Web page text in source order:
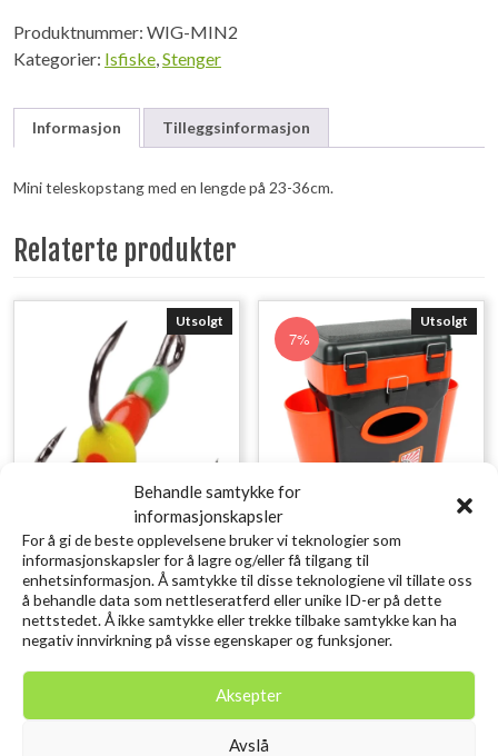
Behandle samtykke for
informasjonskapsler
For å gi de beste opplevelsene bruker vi teknologier som
informasjonskapsler for å lagre og/eller få tilgang til
enhetsinformasjon. Å samtykke til disse teknologiene vil tillate oss
å behandle data som nettleseratferd eller unike ID-er på dette
nettstedet. Å ikke samtykke eller trekke tilbake samtykke kan ha
negativ innvirkning på visse egenskaper og funksjoner.
Aksepter
Avslå
Produktnummer: WIG-MIN2
Kategorier: Isfiske,Stenger
Informasjon Tilleggsinformasjon
Mini teleskopstang med en lengde på 23-36cm.
Relaterte produkter
Utsolgt
Shark Lyspropp
Grønn/Rød/Gul Owner #14
kr35,00 inkl. MVA.
Legg i ønskelisten
7%
Utsolgt
Helios Pilkekasse 10 L 2
seksjoner – Maks 120 kg
kr749,00Opprinnelig
pris
var:
kr699,00
pris
inkl.
MVA.
Legg i ønskelisten